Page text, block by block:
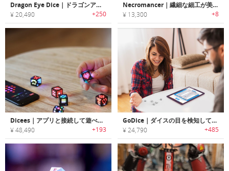
Dragon Eye Dice｜ドラゴンアイモチーフRPGゲームダイスコレクション「ドラゴンアイダイス」
¥ 20,490 +250
Necromancer｜繊細な細工が美しいナイフ型ケースに入ったダイスセット「ネクロマンサー」
¥ 13,300 +8
Dicees｜アプリと接続して遊べるスマートデジタルダイス「ダイシーズ」
¥ 48,490 +193
GoDice｜ダイスの目を検知して自動でスコアリングするスマートダイス「Goダイス」
¥ 24,790 +485